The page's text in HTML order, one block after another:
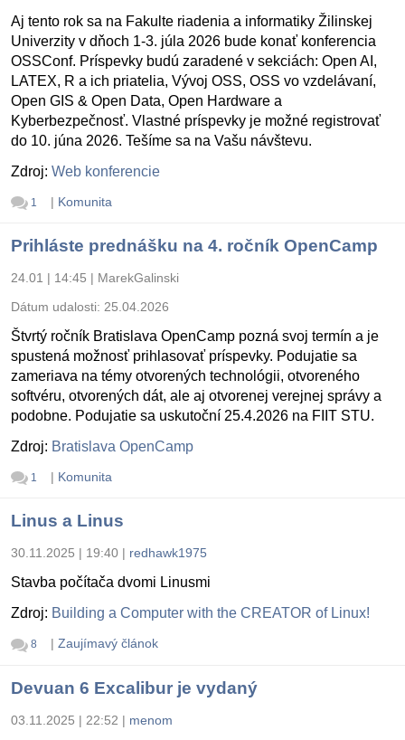
Aj tento rok sa na Fakulte riadenia a informatiky Žilinskej
Univerzity v dňoch 1-3. júla 2026 bude konať konferencia
OSSConf. Príspevky budú zaradené v sekciách: Open AI,
LATEX, R a ich priatelia, Vývoj OSS, OSS vo vzdelávaní,
Open GIS & Open Data, Open Hardware a
Kyberbezpečnosť. Vlastné príspevky je možné registrovať
do 10. júna 2026. Tešíme sa na Vašu návštevu.
Zdroj: Web konferencie
1 | Komunita
Prihláste prednášku na 4. ročník OpenCamp
24.01 | 14:45 | MarekGalinski
Dátum udalosti: 25.04.2026
Štvrtý ročník Bratislava OpenCamp pozná svoj termín a je
spustená možnosť prihlasovať príspevky. Podujatie sa
zameriava na témy otvorených technológii, otvoreného
softvéru, otvorených dát, ale aj otvorenej verejnej správy a
podobne. Podujatie sa uskutoční 25.4.2026 na FIIT STU.
Zdroj: Bratislava OpenCamp
1 | Komunita
Linus a Linus
30.11.2025 | 19:40 | redhawk1975
Stavba počítača dvomi Linusmi
Zdroj: Building a Computer with the CREATOR of Linux!
8 | Zaujímavý článok
Devuan 6 Excalibur je vydaný
03.11.2025 | 22:52 | menom